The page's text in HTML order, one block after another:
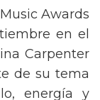
Awards
en el
Carpenter
de su tema
energía y